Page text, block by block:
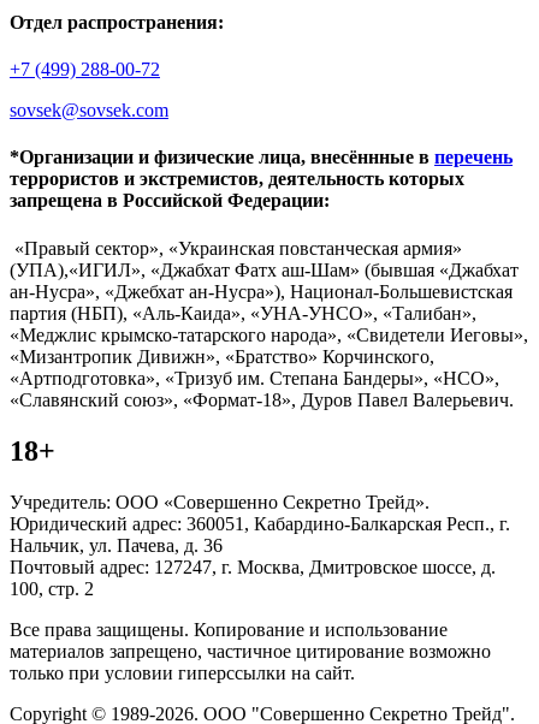
Отдел распространения:
+7 (499) 288-00-72
sovsek@sovsek.com
*Организации и физические лица, внесённные в перечень
террористов и экстремистов, деятельность которых
запрещена в Российской Федерации:
«Правый сектор», «Украинская повстанческая армия»
(УПА),«ИГИЛ», «Джабхат Фатх аш-Шам» (бывшая «Джабхат
ан-Нусра», «Джебхат ан-Нусра»), Национал-Большевистская
партия (НБП), «Аль-Каида», «УНА-УНСО», «Талибан»,
«Меджлис крымско-татарского народа», «Свидетели Иеговы»,
«Мизантропик Дивижн», «Братство» Корчинского,
«Артподготовка», «Тризуб им. Степана Бандеры», «НСО»,
«Славянский союз», «Формат-18», Дуров Павел Валерьевич.
18+
Учредитель: ООО «Совершенно Секретно Трейд».
Юридический адрес: 360051, Кабардино-Балкарская Респ., г.
Нальчик, ул. Пачева, д. 36
Почтовый адрес: 127247, г. Москва, Дмитровское шоссе, д.
100, стр. 2
Все права защищены. Копирование и использование
материалов запрещено, частичное цитирование возможно
только при условии гиперссылки на сайт.
Copyright © 1989-2026. ООО "Совершенно Секретно Трейд".